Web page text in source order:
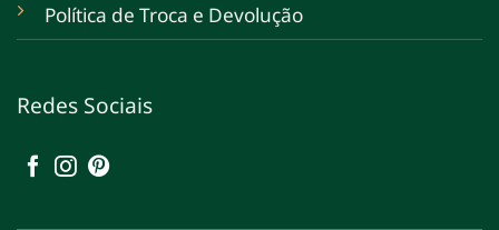
Política de Troca e Devolução
Redes Sociais